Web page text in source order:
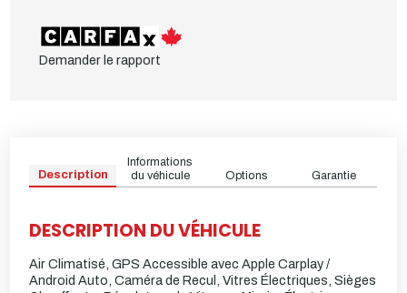
Demander le rapport
Description
Informations
du véhicule
Options Garantie
DESCRIPTION DU VÉHICULE
Air Climatisé, GPS Accessible avec Apple Carplay /
Android Auto, Caméra de Recul, Vitres Électriques, Sièges